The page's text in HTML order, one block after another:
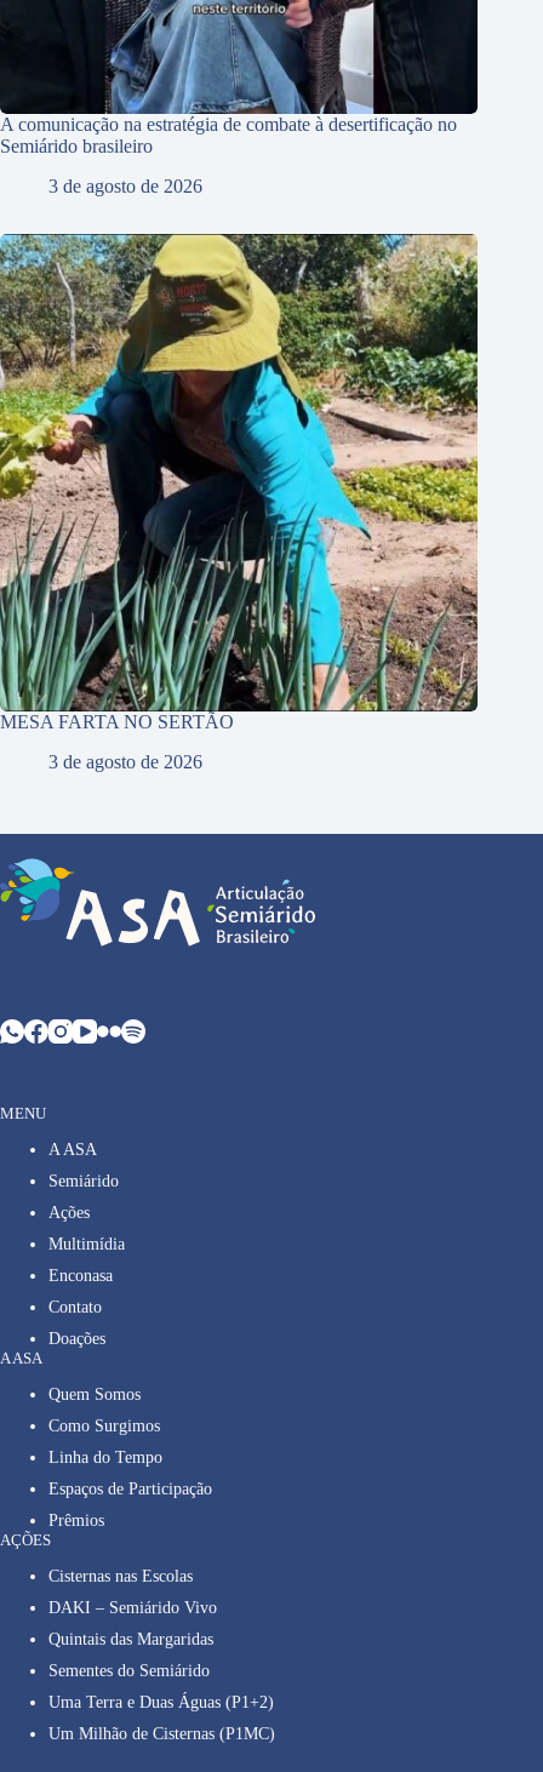
A comunicação na estratégia de combate à desertificação no
Semiárido brasileiro
3 de agosto de 2026
MESA FARTA NO SERTÃO
3 de agosto de 2026
MENU
A ASA
Semiárido
Ações
Multimídia
Enconasa
Contato
Doações
A ASA
Quem Somos
Como Surgimos
Linha do Tempo
Espaços de Participação
Prêmios
AÇÕES
Cisternas nas Escolas
DAKI – Semiárido Vivo
Quintais das Margaridas
Sementes do Semiárido
Uma Terra e Duas Águas (P1+2)
Um Milhão de Cisternas (P1MC)